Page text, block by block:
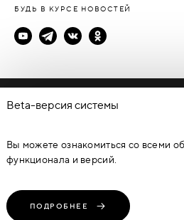
БУДЬ В КУРСЕ НОВОСТЕЙ
Политика
© Каталог дверей - DverProf,
являются объектами
копирование, распространение,
ФЕДЕРАЦИИ ОТ 09.07.93Г. №5351-1
СМЕЖНЫХ ПРАВАХ” (с изменениями
Beta-версия системы
Вы можете ознакомиться со всеми
функционала и версий.
ПОДРОБНЕЕ